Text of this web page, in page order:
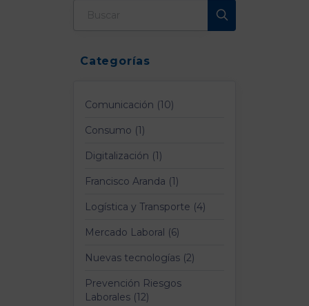
Categorías
Comunicación (10)
Consumo (1)
Digitalización (1)
Francisco Aranda (1)
Logística y Transporte (4)
Mercado Laboral (6)
Nuevas tecnologías (2)
Prevención Riesgos
Laborales (12)